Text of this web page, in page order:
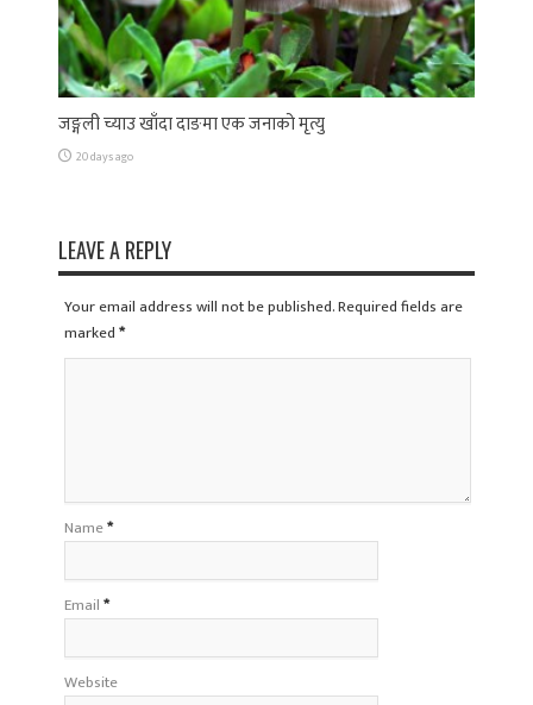
जङ्गली च्याउ खाँदा दाङमा एक जनाको मृत्यु
20 days ago
LEAVE A REPLY
Your email address will not be published. Required fields are
marked*
Name*
Email*
Website